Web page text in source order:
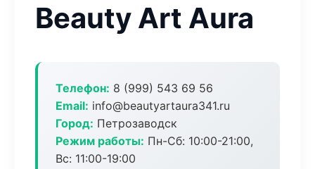
Beauty Art Aura
Телефон: 8 (999) 543 69 56
Email: info@beautyartaura341.ru
Город: Петрозаводск
Режим работы: Пн-Сб: 10:00-21:00,
Вс: 11:00-19:00